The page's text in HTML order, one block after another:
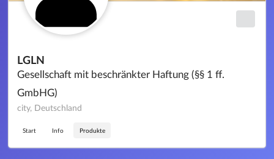
LGLN
Gesellschaft mit beschränkter Haftung (§§ 1 ff.
GmbHG)
city, Deutschland
Start Info Produkte